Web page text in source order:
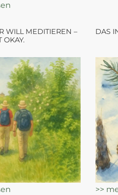
WILL MEDITIEREN –
OKAY.
DAS
>>